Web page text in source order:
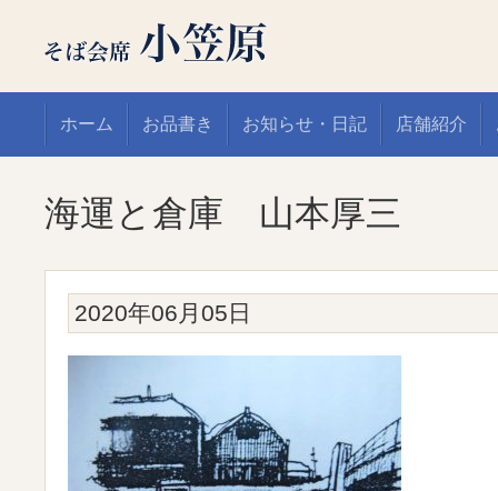
ホーム お品書き お知らせ・日記 店舗紹介
海運と倉庫 山本厚三
2020年06月05日